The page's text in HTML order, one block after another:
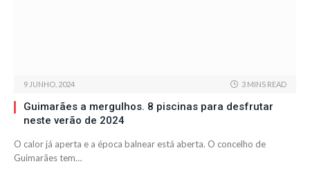
9 JUNHO, 2024 3 MINS READ
Guimarães a mergulhos. 8 piscinas para desfrutar
neste verão de 2024
O calor já aperta e a época balnear está aberta. O concelho de
Guimarães tem…